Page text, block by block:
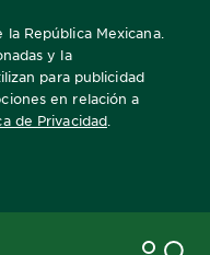
República Mexicana.
y la
para publicidad
en relación a
de Privacidad
coloración